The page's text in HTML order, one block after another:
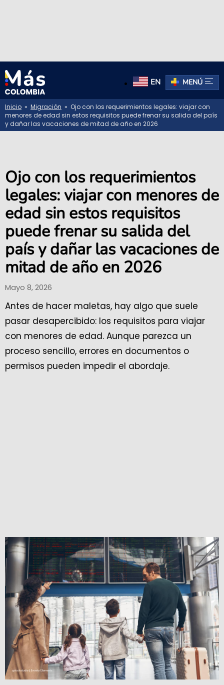
EN MENÚ
Inicio » Migración » Ojo con los requerimientos legales: viajar con
menores de edad sin estos requisitos puede frenar su salida del país
y dañar las vacaciones de mitad de año en 2026
Ojo con los requerimientos
legales: viajar con menores de
edad sin estos requisitos
puede frenar su salida del
país y dañar las vacaciones de
mitad de año en 2026
Mayo 8, 2026
Antes de hacer maletas, hay algo que suele
pasar desapercibido: los requisitos para viajar
con menores de edad. Aunque parezca un
proceso sencillo, errores en documentos o
permisos pueden impedir el abordaje.